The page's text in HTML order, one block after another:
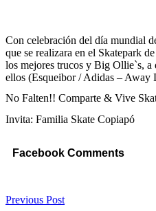
Con celebración del día mundial
que se realizara en el Skatepark
los mejores trucos y Big Ollie`s, a
ellos (Esqueibor / Adidas – Away
No Falten!! Comparte & Vive
Invita: Familia Skate Copiapó
Facebook Comments
Previous Post